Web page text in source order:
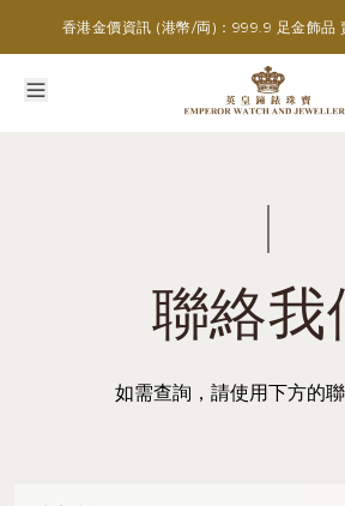
香港金價資訊 (港幣/両)：999.9 足金飾
聯絡我
如需查詢，請使用下方的聯